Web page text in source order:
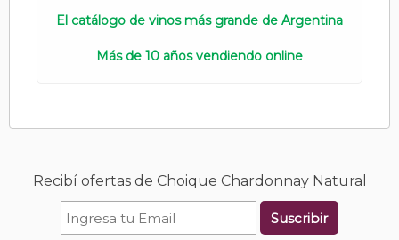
El catálogo de vinos más grande de Argentina
Más de 10 años vendiendo online
Recibí ofertas de Choique Chardonnay Natural
Suscribir